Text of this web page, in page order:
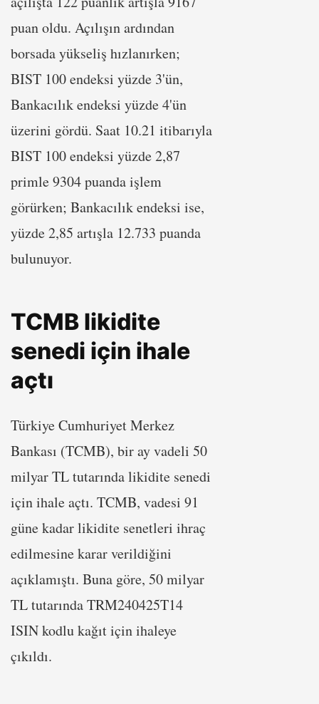
puan oldu. Açılışın ardından
borsada yükseliş hızlanırken;
BIST 100 endeksi yüzde 3'ün,
Bankacılık endeksi yüzde 4'ün
üzerini gördü. Saat 10.21 itibarıyla
BIST 100 endeksi yüzde 2,87
primle 9304 puanda işlem
görürken; Bankacılık endeksi ise,
yüzde 2,85 artışla 12.733 puanda
bulunuyor.
TCMB likidite
senedi için ihale
açtı
Türkiye Cumhuriyet Merkez
Bankası (TCMB), bir ay vadeli 50
milyar TL tutarında likidite senedi
için ihale açtı. TCMB, vadesi 91
güne kadar likidite senetleri ihraç
edilmesine karar verildiğini
açıklamıştı. Buna göre, 50 milyar
TL tutarında TRM240425T14
ISIN kodlu kağıt için ihaleye
çıkıldı.